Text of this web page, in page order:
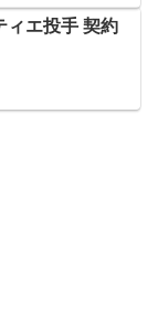
ィエ投手 契約